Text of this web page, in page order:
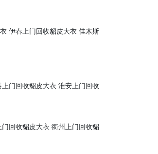
伊春上门回收貂皮大衣 佳木斯
上门回收貂皮大衣 淮安上门回收
门回收貂皮大衣 衢州上门回收貂